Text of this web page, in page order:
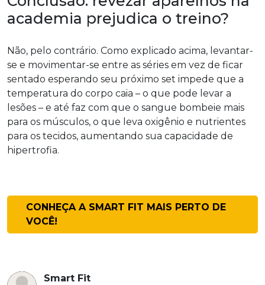
academia prejudica o treino?
Não, pelo contrário. Como explicado acima, levantar-
se e movimentar-se entre as séries em vez de ficar
sentado esperando seu próximo set impede que a
temperatura do corpo caia – o que pode levar a
lesões – e até faz com que o sangue bombeie mais
para os músculos, o que leva oxigênio e nutrientes
para os tecidos, aumentando sua capacidade de
hipertrofia.
CONHEÇA A SMART FIT MAIS PERTO DE
VOCÊ!
Smart Fit